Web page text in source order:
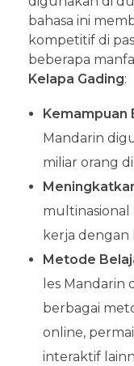
bahasa ini
kompetitif di
beberapa
Kelapa Gading:
Kemampuan
Mandarin
miliar orang
multinasional
kerja dengan
Metode
les Mandarin
berbagai
online,
interaktif